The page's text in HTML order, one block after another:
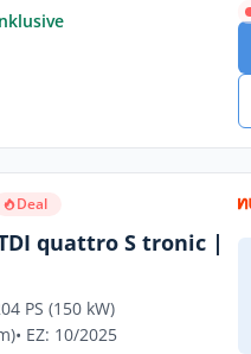
Deal
quattro S tronic |
PS (150 kW)
• EZ: 10/2025